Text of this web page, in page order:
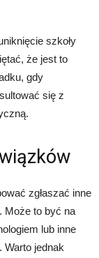
szkoły
że jest to
gdy
się z
zgłaszać inne
Może to być na
lub inne
Warto jednak